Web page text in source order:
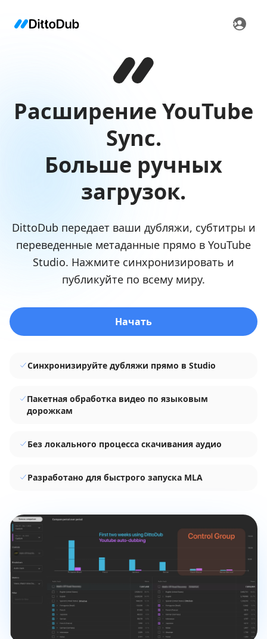
Расширение YouTube
Sync.
Больше ручных
загрузок.
DittoDub передает ваши дубляжи, субтитры и
переведенные метаданные прямо в YouTube
Studio. Нажмите синхронизировать и
публикуйте по всему миру.
Начать
Синхронизируйте дубляжи прямо в Studio
Пакетная обработка видео по языковым
дорожкам
Без локального процесса скачивания аудио
Разработано для быстрого запуска MLA